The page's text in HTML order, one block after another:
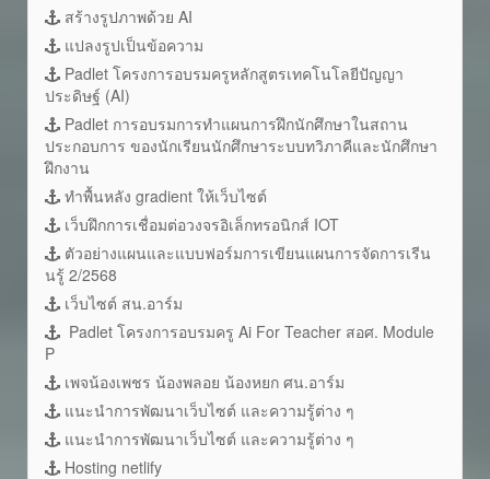
สร้างรูปภาพด้วย AI
แปลงรูปเป็นข้อความ
Padlet โครงการอบรมครูหลักสูตรเทคโนโลยีปัญญา
ประดิษฐ์ (AI)
Padlet การอบรมการทำแผนการฝึกนักศึกษาในสถาน
ประกอบการ ของนักเรียนนักศึกษาระบบทวิภาคีและนักศึกษา
ฝึกงาน
ทำพื้นหลัง gradient ให้เว็บไซต์
เว็บฝึกการเชื่อมต่อวงจรอิเล็กทรอนิกส์ IOT
ตัวอย่างแผนและแบบฟอร์มการเขียนแผนการจัดการเรีน
นรู้ 2/2568
เว็บไซต์ สน.อาร์ม
Padlet โครงการอบรมครู Ai For Teacher สอศ. Module
P
เพจน้องเพชร น้องพลอย น้องหยก ศน.อาร์ม
แนะนำการพัฒนาเว็บไซต์ และความรู้ต่าง ๆ
แนะนำการพัฒนาเว็บไซต์ และความรู้ต่าง ๆ
Hosting netlify